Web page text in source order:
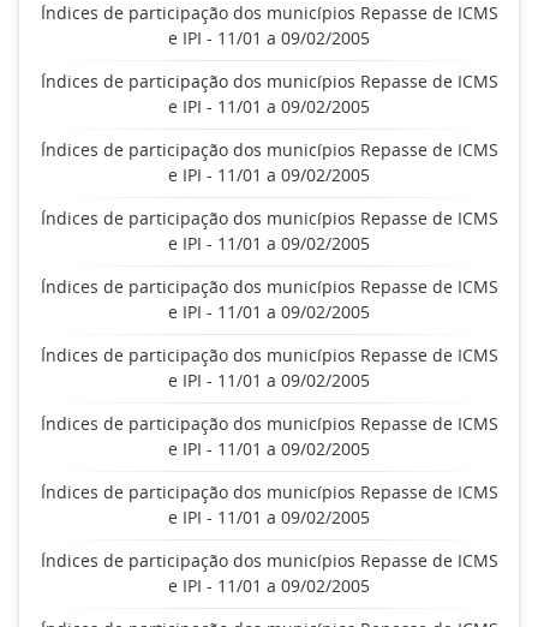
Índices de participação dos municípios Repasse de ICMS
e IPI - 11/01 a 09/02/2005
Índices de participação dos municípios Repasse de ICMS
e IPI - 11/01 a 09/02/2005
Índices de participação dos municípios Repasse de ICMS
e IPI - 11/01 a 09/02/2005
Índices de participação dos municípios Repasse de ICMS
e IPI - 11/01 a 09/02/2005
Índices de participação dos municípios Repasse de ICMS
e IPI - 11/01 a 09/02/2005
Índices de participação dos municípios Repasse de ICMS
e IPI - 11/01 a 09/02/2005
Índices de participação dos municípios Repasse de ICMS
e IPI - 11/01 a 09/02/2005
Índices de participação dos municípios Repasse de ICMS
e IPI - 11/01 a 09/02/2005
Índices de participação dos municípios Repasse de ICMS
e IPI - 11/01 a 09/02/2005